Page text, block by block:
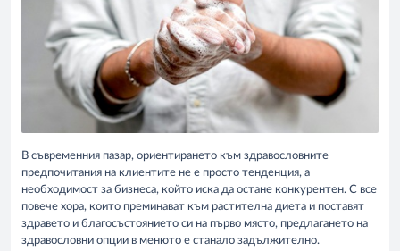
В съвременния пазар, ориентирането към здравословните
предпочитания на клиентите не е просто тенденция, а
необходимост за бизнеса, който иска да остане конкурентен. С все
повече хора, които преминават към растителна диета и поставят
здравето и благосъстоянието си на първо място, предлагането на
здравословни опции в менюто е станало задължително.